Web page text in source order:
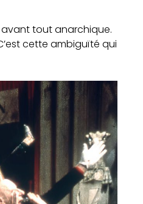
avant tout anarchique.
cette ambiguïté qui